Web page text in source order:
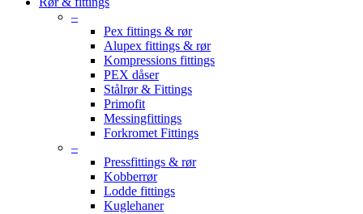
–
Pex fittings & rør
Alupex fittings & rør
Kompressions fittings
PEX dåser
Stålrør & Fittings
Primofit
Messingfittings
Forkromet Fittings
–
Pressfittings & rør
Kobberrør
Lodde fittings
Kuglehaner